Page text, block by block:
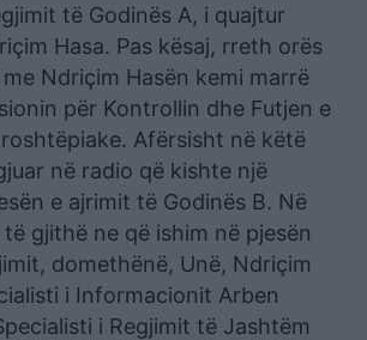
të Godinës A, i quajtur
Hasa. Pas kësaj, rreth orës
Ndriçim Hasën kemi marrë
për Kontrollin dhe Futjen e
Afërsisht në këtë
në radio që kishte një
e ajrimit të Godinës B. Në
gjithë ne që ishim në pjesën
domethënë, Unë, Ndriçim
i Informacionit Arben
i Regjimit të Jashtëm